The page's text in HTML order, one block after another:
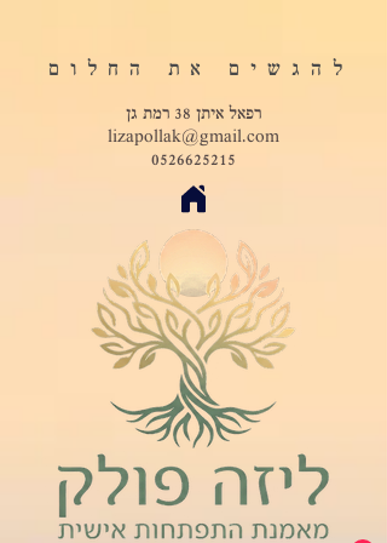
להגשים את החלום
רפאל איתן 38 רמת גן
lizapollak@gmail.com
0526625215